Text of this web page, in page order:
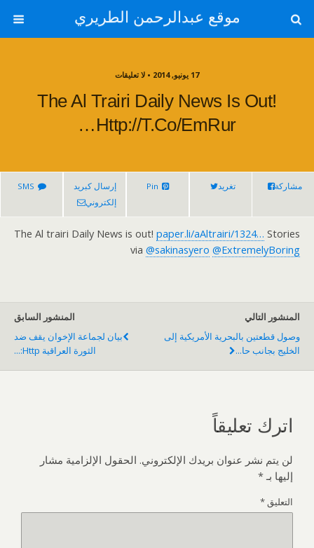
موقع عبدالرحمن الطريري
17 يونيو, 2014 • لا تعليقات
The Al Trairi Daily News Is Out!
Http://t.co/emRur…
مشاركة تغريد Pin
إرسال كبريد
إلكتروني
SMS
The Al trairi Daily News is out! paper.li/aAltrairi/1324… Stories
via @sakinasyero @ExtremelyBoring
المنشور السابق
بيان لجماعة الإخوان يقف ضد
الثورة العراقية Http:...
المنشور التالي
وصول قطعتين بالبحرية الأمريكية إلى
الخليج بجانب حا...
اترك تعليقاً
لن يتم نشر عنوان بريدك الإلكتروني. الحقول الإلزامية مشار
إليها بـ*
التعليق*